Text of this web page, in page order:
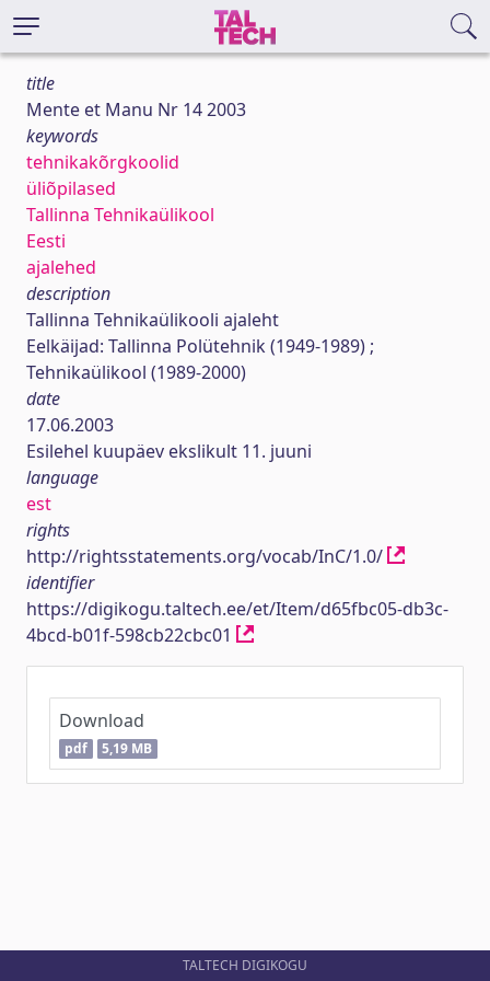
title
Mente et Manu Nr 14 2003
keywords
tehnikakõrgkoolid
üliõpilased
Tallinna Tehnikaülikool
Eesti
ajalehed
description
Tallinna Tehnikaülikooli ajaleht
Eelkäijad: Tallinna Polütehnik (1949-1989) ;
Tehnikaülikool (1989-2000)
date
17.06.2003
Esilehel kuupäev ekslikult 11. juuni
language
est
rights
http://rightsstatements.org/vocab/InC/1.0/
identifier
https://digikogu.taltech.ee/et/Item/d65fbc05-db3c-
4bcd-b01f-598cb22cbc01
Download
pdf 5,19 MB
TALTECH DIGIKOGU